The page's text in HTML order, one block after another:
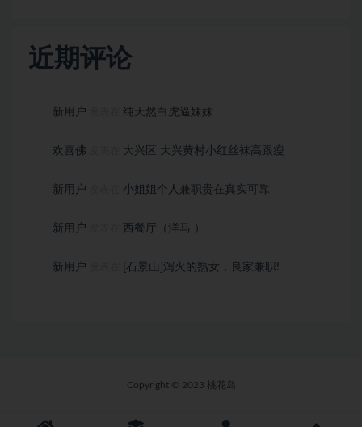
近期评论
新用户 纯天然白虎逼妹妹
欢喜佛 大兴区 大兴黄村小红丝袜高跟瘦
新用户 小姐姐个人兼职贵在真实可靠
新用户 西餐厅（洋马 ）
新用户 [石景山]泻火的熟女，良家兼职!
Copyright © 2023 桃花岛